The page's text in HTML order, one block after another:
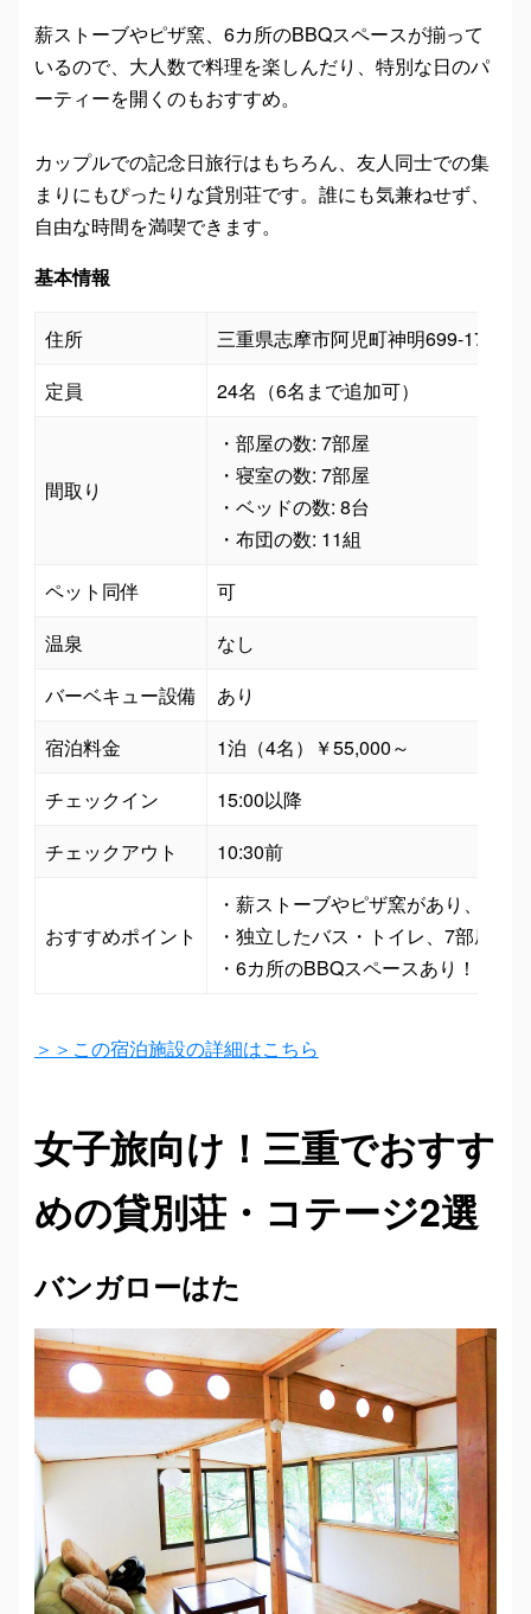
薪ストーブやピザ窯、6カ所のBBQスペースが揃って
いるので、大人数で料理を楽しんだり、特別な日のパ
ーティーを開くのもおすすめ。
カップルでの記念日旅行はもちろん、友人同士での集
まりにもぴったりな貸別荘です。誰にも気兼ねせず、
自由な時間を満喫できます。
基本情報
住所
三重県志摩市阿児町神明699-17
定員
24名（6名まで追加可）
間取り
・部屋の数: 7部屋
・寝室の数: 7部屋
・ベッドの数: 8台
・布団の数: 11組
ペット同伴
可
温泉
なし
バーベキュー設備
あり
宿泊料金
1泊（4名）￥55,000～
チェックイン
15:00以降
チェックアウト
10:30前
おすすめポイント
・薪ストーブやピザ窯があり、仲
・独立したバス・トイレ、7部屋の
・6カ所のBBQスペースあり！イベ
＞＞この宿泊施設の詳細はこちら
女子旅向け！三重でおすす
めの貸別荘・コテージ2選
バンガローはた